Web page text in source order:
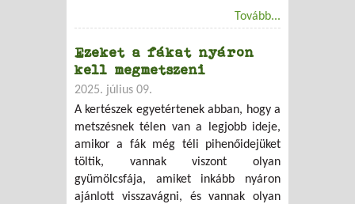
Tovább...
Ezeket a fákat nyáron
kell megmetszeni
2025. július 09.
A kertészek egyetértenek abban, hogy a
metszésnek télen van a legjobb ideje,
amikor a fák még téli pihenőidejüket
töltik, vannak viszont olyan
gyümölcsfája, amiket inkább nyáron
ajánlott visszavágni, és vannak olyan